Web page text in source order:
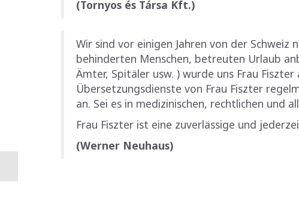
(Tornyos és Társa Kft.)
Wir sind vor einigen Jahren von der
behinderten Menschen, betreuten Urlaub
Ämter, Spitäler usw. ) wurde uns Frau
Übersetzungsdienste von Frau Fiszter
an. Sei es in medizinischen, rechtlichen und
Frau Fiszter ist eine zuverlässige und
(Werner Neuhaus)